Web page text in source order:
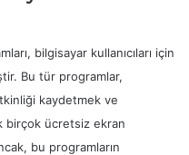
bilgisayar kullanıcıları için
Bu tür programlar,
kaydetmek ve
birçok ücretsiz ekran
bu programların